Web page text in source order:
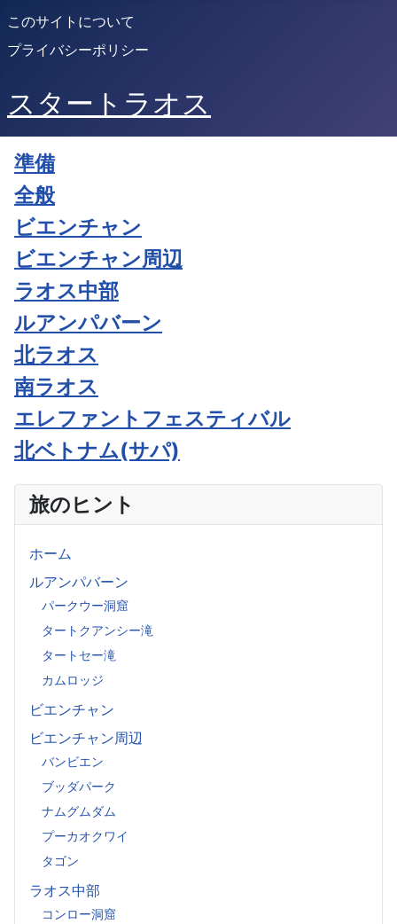
このサイトについて
プライバシーポリシー
スタートラオス
旅のヒント
ホーム
ルアンパバーン
パークウー洞窟
タートクアンシー滝
タートセー滝
カムロッジ
ビエンチャン
ビエンチャン周辺
バンビエン
ブッダパーク
ナムグムダム
プーカオクワイ
タゴン
ラオス中部
コンロー洞窟
準備
全般
ビエンチャン
ビエンチャン周辺
ラオス中部
ルアンパバーン
北ラオス
南ラオス
エレファントフェスティバル
北ベトナム(サパ)